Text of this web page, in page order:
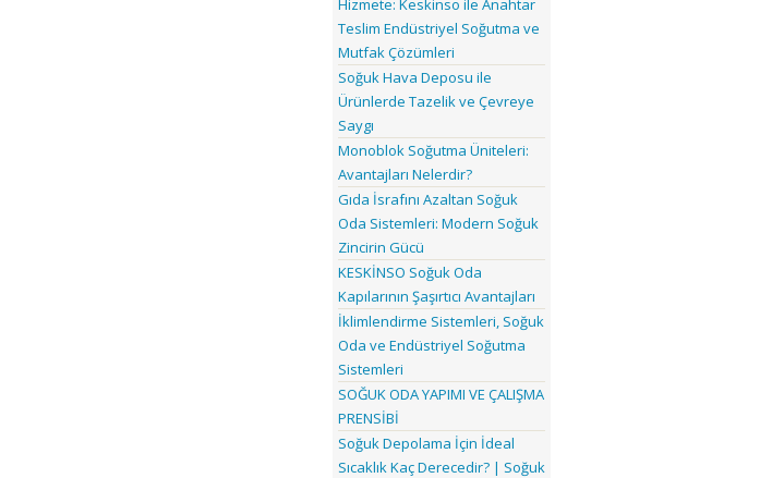
Hizmete: Keskinso ile Anahtar
Teslim Endüstriyel Soğutma ve
Mutfak Çözümleri
Soğuk Hava Deposu ile
Ürünlerde Tazelik ve Çevreye
Saygı
Monoblok Soğutma Üniteleri:
Avantajları Nelerdir?
Gıda İsrafını Azaltan Soğuk
Oda Sistemleri: Modern Soğuk
Zincirin Gücü
KESKİNSO Soğuk Oda
Kapılarının Şaşırtıcı Avantajları
İklimlendirme Sistemleri, Soğuk
Oda ve Endüstriyel Soğutma
Sistemleri
SOĞUK ODA YAPIMI VE ÇALIŞMA
PRENSİBİ
Soğuk Depolama İçin İdeal
Sıcaklık Kaç Derecedir? | Soğuk